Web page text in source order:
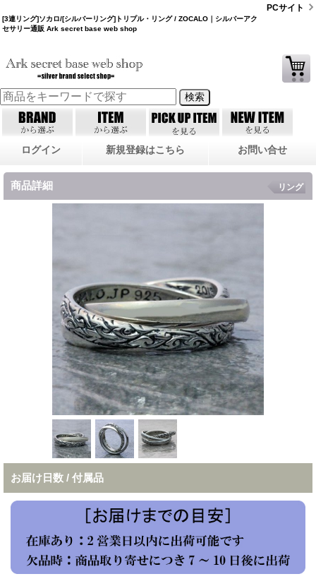
[3連リング]ソカロ/[シルバーリング]トリプル・リング / ZOCALO｜シルバーアク
セサリー通販 Ark secret base web shop
PCサイト
ログイン 新規登録はこちら お問い合せ
商品詳細 リング
お届け日数 / 付属品